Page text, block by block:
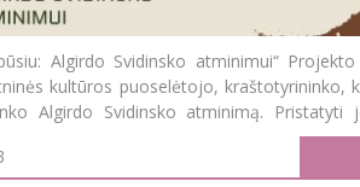
Algirdo Svidinsko atminimui“
kultūros puoselėtojo, kraštotyrininko,
Algirdo Svidinsko atminimą. Pristatyti